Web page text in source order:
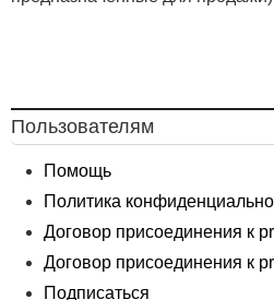
Пользователям
Помощь
Политика
Договор присоединения к
Договор присоединения к
Подписаться